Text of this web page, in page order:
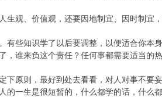
生观、价值观，还要因地制宜、因时制宜
有些知识学了以后要调整，以便适合你本
，谁来负这个责任？任何事都需要适当的
下原则，最好到处去看看，对人对事不要
的一生是很短暂的，什么都学的话，什么